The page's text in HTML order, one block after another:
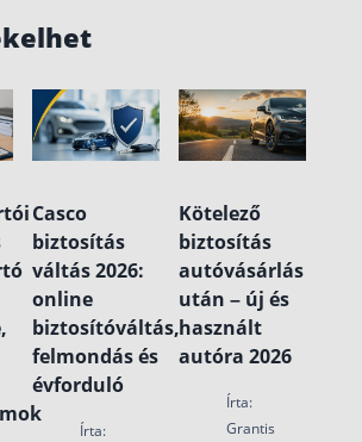
Casco
biztosítás
váltás 2026:
online
biztosítóváltás,
felmondás és
évforduló
Írta:
Kötelező
biztosítás
autóvásárlás
után – új és
használt
autóra 2026
Írta:
Grantis